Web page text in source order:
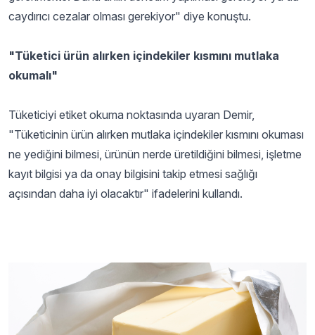
caydırıcı cezalar olması gerekiyor" diye konuştu.
"Tüketici ürün alırken içindekiler kısmını mutlaka
okumalı"
Tüketiciyi etiket okuma noktasında uyaran Demir,
"Tüketicinin ürün alırken mutlaka içindekiler kısmını okuması
ne yediğini bilmesi, ürünün nerde üretildiğini bilmesi, işletme
kayıt bilgisi ya da onay bilgisini takip etmesi sağlığı
açısından daha iyi olacaktır" ifadelerini kullandı.